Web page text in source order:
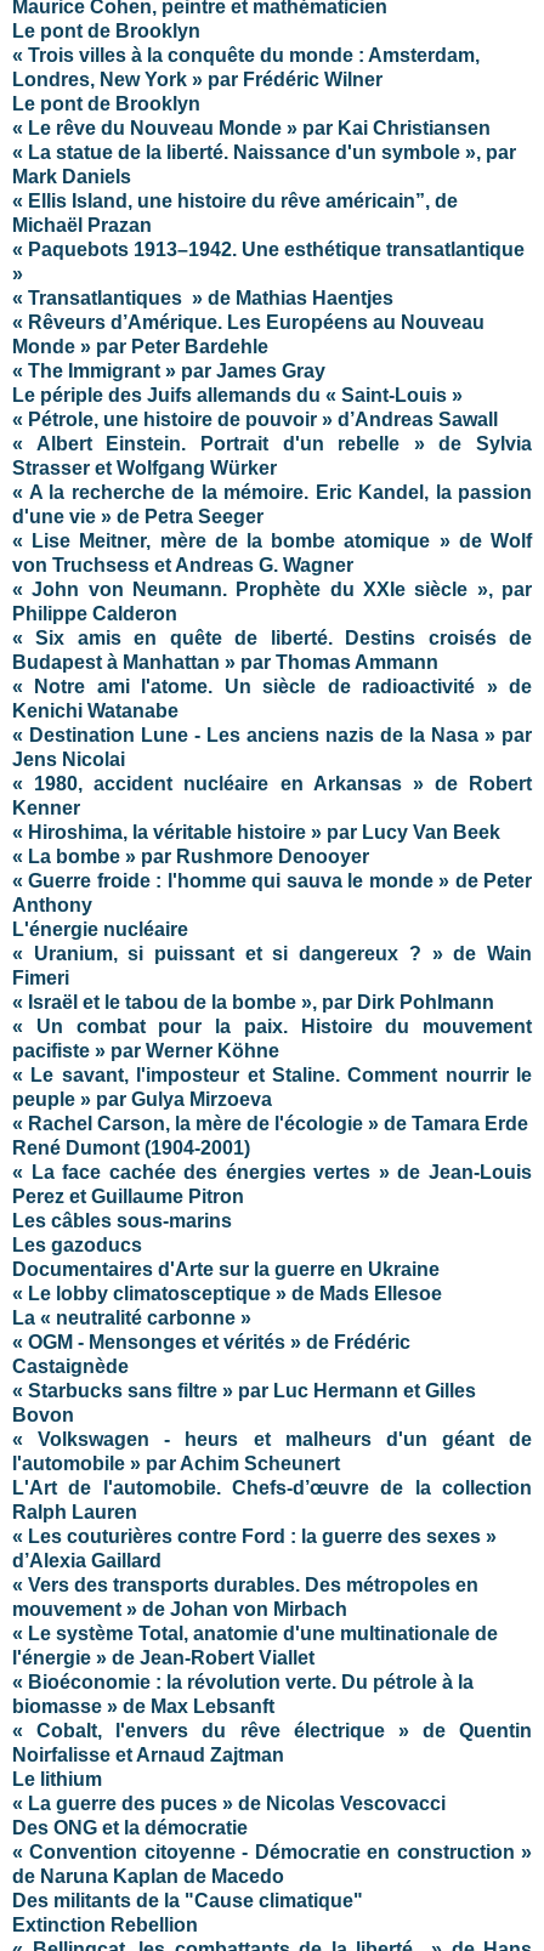
Maurice Cohen, peintre et mathématicien
Le pont de Brooklyn
« Trois villes à la conquête du monde : Amsterdam,
Londres, New York » par Frédéric Wilner
Le pont de Brooklyn
« Le rêve du Nouveau Monde » par Kai Christiansen
« La statue de la liberté. Naissance d'un symbole », par
Mark Daniels
« Ellis Island, une histoire du rêve américain”, de
Michaël Prazan
« Paquebots 1913–1942. Une esthétique transatlantique
»
« Transatlantiques » de Mathias Haentjes
« Rêveurs d’Amérique. Les Européens au Nouveau
Monde » par Peter Bardehle
« The Immigrant » par James Gray
Le périple des Juifs allemands du « Saint-Louis »
« Pétrole, une histoire de pouvoir » d’Andreas Sawall
« Albert Einstein. Portrait d'un rebelle » de Sylvia
Strasser et Wolfgang Würker
« A la recherche de la mémoire. Eric Kandel, la passion
d'une vie » de Petra Seeger
« Lise Meitner, mère de la bombe atomique » de Wolf
von Truchsess et Andreas G. Wagner
« John von Neumann. Prophète du XXIe siècle », par
Philippe Calderon
« Six amis en quête de liberté. Destins croisés de
Budapest à Manhattan » par Thomas Ammann
« Notre ami l'atome. Un siècle de radioactivité » de
Kenichi Watanabe
« Destination Lune - Les anciens nazis de la Nasa » par
Jens Nicolai
« 1980, accident nucléaire en Arkansas » de Robert
Kenner
« Hiroshima, la véritable histoire » par Lucy Van Beek
« La bombe » par Rushmore Denooyer
« Guerre froide : l'homme qui sauva le monde » de Peter
Anthony
L'énergie nucléaire
« Uranium, si puissant et si dangereux ? » de Wain
Fimeri
« Israël et le tabou de la bombe », par Dirk Pohlmann
« Un combat pour la paix. Histoire du mouvement
pacifiste » par Werner Köhne
« Le savant, l'imposteur et Staline. Comment nourrir le
peuple » par Gulya Mirzoeva
« Rachel Carson, la mère de l'écologie » de Tamara Erde
René Dumont (1904-2001)
« La face cachée des énergies vertes » de Jean-Louis
Perez et Guillaume Pitron
Les câbles sous-marins
Les gazoducs
Documentaires d'Arte sur la guerre en Ukraine
« Le lobby climatosceptique » de Mads Ellesoe
La « neutralité carbonne »
« OGM - Mensonges et vérités » de Frédéric
Castaignède
« Starbucks sans filtre » par Luc Hermann et Gilles
Bovon
« Volkswagen - heurs et malheurs d'un géant de
l'automobile » par Achim Scheunert
L'Art de l'automobile. Chefs-d’œuvre de la collection
Ralph Lauren
« Les couturières contre Ford : la guerre des sexes »
d’Alexia Gaillard
« Vers des transports durables. Des métropoles en
mouvement » de Johan von Mirbach
« Le système Total, anatomie d'une multinationale de
l'énergie » de Jean-Robert Viallet
« Bioéconomie : la révolution verte. Du pétrole à la
biomasse » de Max Lebsanft
« Cobalt, l'envers du rêve électrique » de Quentin
Noirfalisse et Arnaud Zajtman
Le lithium
« La guerre des puces » de Nicolas Vescovacci
Des ONG et la démocratie
« Convention citoyenne - Démocratie en construction »
de Naruna Kaplan de Macedo
Des militants de la "Cause climatique"
Extinction Rebellion